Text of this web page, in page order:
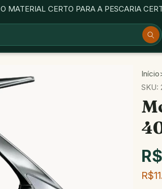
O MATERIAL CERTO PARA A PESCARIA
Início
SKU: